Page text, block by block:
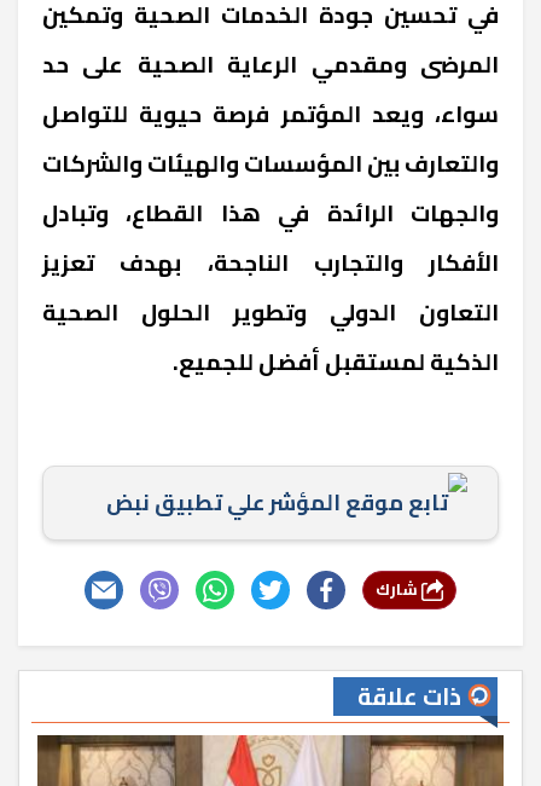
في تحسين جودة الخدمات الصحية وتمكين
المرضى ومقدمي الرعاية الصحية على حد
سواء، ويعد المؤتمر فرصة حيوية للتواصل
والتعارف بين المؤسسات والهيئات والشركات
والجهات الرائدة في هذا القطاع، وتبادل
الأفكار والتجارب الناجحة، بهدف تعزيز
التعاون الدولي وتطوير الحلول الصحية
الذكية لمستقبل أفضل للجميع.
تابع موقع المؤشر علي تطبيق نبض
ذات علاقة